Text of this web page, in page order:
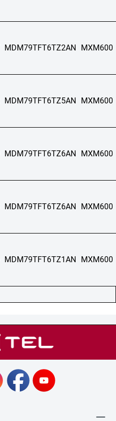
MDM79TFT6TZ2AN MXM600
MDM79TFT6TZ5AN MXM600
MDM79TFT6TZ6AN MXM600
MDM79TFT6TZ6AN MXM600
MDM79TFT6TZ1AN MXM600